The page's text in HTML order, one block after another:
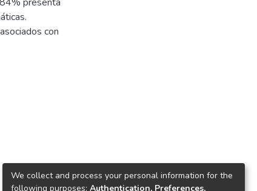
con
We collect and process your personal information for the
following purposes: Authentication, Preferences,